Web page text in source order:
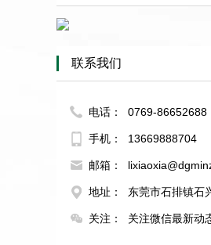
联系我们
电话： 0769-86652688
手机： 13669888704
邮箱：
地址： 东莞市石排镇石
关注： 关注微信最新动